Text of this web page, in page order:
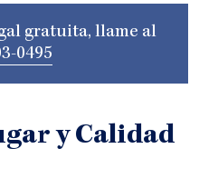
gratuita, llame al
0495
y Calidad